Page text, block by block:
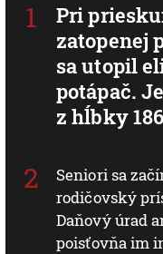
Pri
zatopenej
sa utopil
potápač.
z hĺbky
Seniori sa
rodičovský
Daňový úrad
poisťovňa im